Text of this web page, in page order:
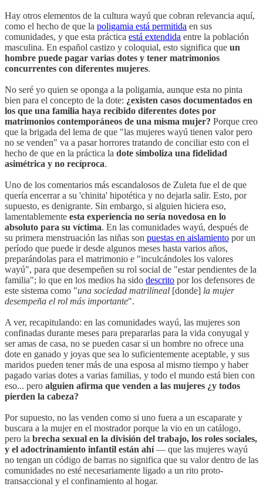
Hay otros elementos de la cultura wayú que cobran relevancia aquí,
como el hecho de que la poligamia está permitida en sus
comunidades, y que esta práctica está extendida entre la población
masculina. En español castizo y coloquial, esto significa que un
hombre puede pagar varias dotes y tener matrimonios
concurrentes con diferentes mujeres.
No seré yo quien se oponga a la poligamia, aunque esta no pinta
bien para el concepto de la dote: ¿existen casos documentados en
los que una familia haya recibido diferentes dotes por
matrimonios contemporáneos de una misma mujer? Porque creo
que la brigada del lema de que "las mujeres wayú tienen valor pero
no se venden" va a pasar horrores tratando de conciliar esto con el
hecho de que en la práctica la dote simboliza una fidelidad
asimétrica y no recíproca.
Uno de los comentarios más escandalosos de Zuleta fue el de que
quería encerrar a su 'chinita' hipotética y no dejarla salir. Esto, por
supuesto, es denigrante. Sin embargo, si alguien hiciera eso,
lamentablemente esta experiencia no sería novedosa en lo
absoluto para su víctima. En las comunidades wayú, después de
su primera menstruación las niñas son puestas en aislamiento por un
período que puede ir desde algunos meses hasta varios años,
preparándolas para el matrimonio e "inculcándoles los valores
wayú", para que desempeñen su rol social de "estar pendientes de la
familia"; lo que en los medios ha sido descrito por los defensores de
este sistema como "una sociedad matrilineal [donde] la mujer
desempeña el rol más importante".
A ver, recapitulando: en las comunidades wayú, las mujeres son
confinadas durante meses para prepararlas para la vida conyugal y
ser amas de casa, no se pueden casar si un hombre no ofrece una
dote en ganado y joyas que sea lo suficientemente aceptable, y sus
maridos pueden tener más de una esposa al mismo tiempo y haber
pagado varias dotes a varias familias, y todo el mundo está bien con
eso... pero alguien afirma que venden a las mujeres ¿y todos
pierden la cabeza?
Por supuesto, no las venden como si uno fuera a un escaparate y
buscara a la mujer en el mostrador porque la vio en un catálogo,
pero la brecha sexual en la división del trabajo, los roles sociales,
y el adoctrinamiento infantil están ahí— que las mujeres wayú
no tengan un código de barras no significa que su valor dentro de las
comunidades no esté necesariamente ligado a un rito proto-
transaccional y el confinamiento al hogar.